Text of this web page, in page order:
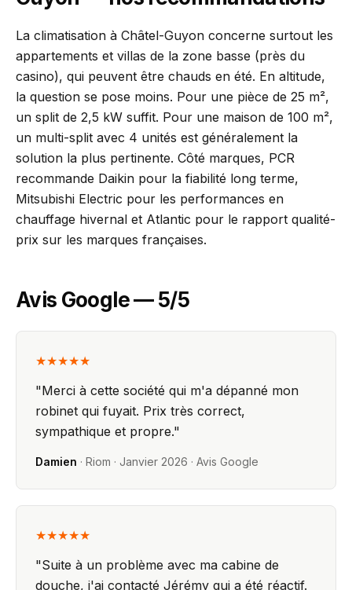
La climatisation à Châtel-Guyon concerne surtout les
appartements et villas de la zone basse (près du
casino), qui peuvent être chauds en été. En altitude,
la question se pose moins. Pour une pièce de 25 m²,
un split de 2,5 kW suffit. Pour une maison de 100 m²,
un multi-split avec 4 unités est généralement la
solution la plus pertinente. Côté marques, PCR
recommande Daikin pour la fiabilité long terme,
Mitsubishi Electric pour les performances en
chauffage hivernal et Atlantic pour le rapport qualité-
prix sur les marques françaises.
Avis Google — 5/5
★★★★★
"Merci à cette société qui m'a dépanné mon
robinet qui fuyait. Prix très correct,
sympathique et propre."
Damien · Riom · Janvier 2026 · Avis Google
★★★★★
"Suite à un problème avec ma cabine de
douche, j'ai contacté Jérémy qui a été réactif.